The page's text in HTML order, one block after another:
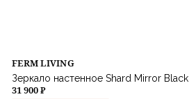
FERM LIVING
Зеркало настенное Shard Mirror Black
31 900 ₽